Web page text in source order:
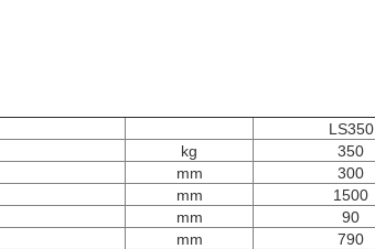
LS350
kg
350
mm
300
mm
1500
mm
90
mm
790